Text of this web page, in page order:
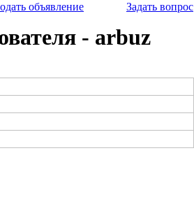
объявление Задать вопрос
- arbuz